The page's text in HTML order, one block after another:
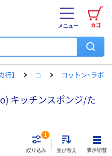
カゴ
メニュー
行】 コ コットン・ラボ
キッチンスポンジ/た
絞り込み
1
並び替え 表示切替